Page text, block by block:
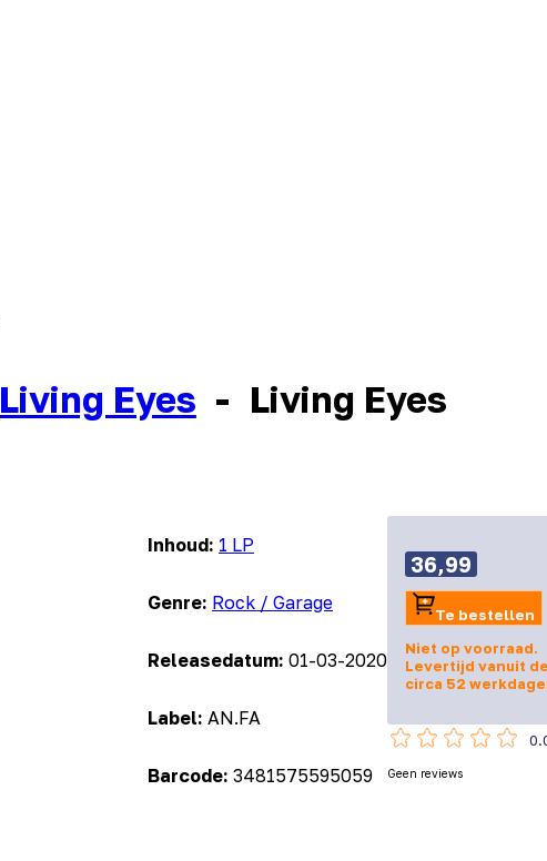
Living Eyes - Living Eyes
Inhoud: 1 LP
Genre: Rock / Garage
Releasedatum: 01-03-2020
Label: AN.FA
Barcode: 3481575595059
36,99
Te bestellen
Niet op voorraad.
Levertijd vanuit
circa 52
Geen reviews